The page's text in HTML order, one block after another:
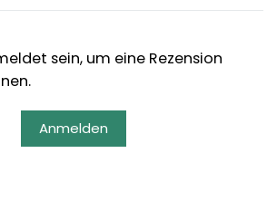
sein, um eine Rezension
Anmelden